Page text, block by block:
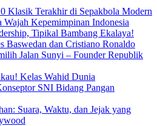
Klasik Terakhir di Sepakbola Modern
Wajah Kepemimpinan Indonesia
Tipikal Bambang Ekalaya!
Baswedan dan Cristiano Ronaldo
Jalan Sunyi – Founder Republik
Kelas Wahid Dunia
SNI Bidang Pangan
Suara, Waktu, dan Jejak yang